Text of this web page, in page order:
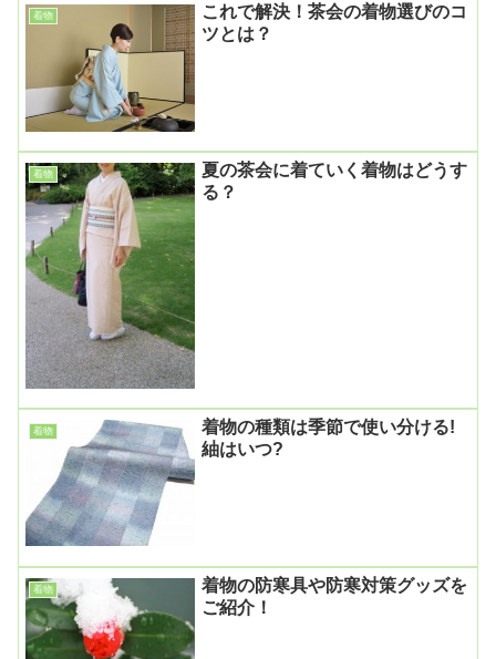
着物
これで解決！茶会の着物選びのコ
ツとは？
着物
夏の茶会に着ていく着物はどうす
る？
着物
着物の種類は季節で使い分ける!
紬はいつ?
着物
着物の防寒具や防寒対策グッズを
ご紹介！